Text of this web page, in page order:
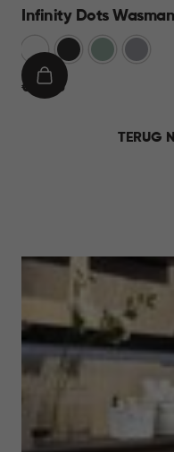
Infinity Dots
Donkergrijs
GroenLicht
€
€ 13,95
IN
TERUG